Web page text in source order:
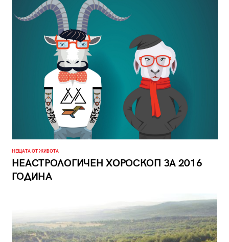
НЕЩАТА ОТ ЖИВОТА
НЕАСТРОЛОГИЧЕН ХОРОСКОП ЗА 2016
ГОДИНА